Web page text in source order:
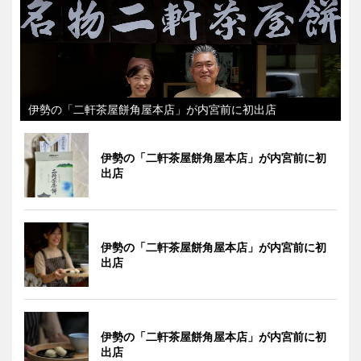
伊勢の「二軒茶屋餅角屋本店」が内宮前に初出店
伊勢の「二軒茶屋餅角屋本店」が内宮前に初
出店
伊勢の「二軒茶屋餅角屋本店」が内宮前に初
出店
伊勢の「二軒茶屋餅角屋本店」が内宮前に初
出店